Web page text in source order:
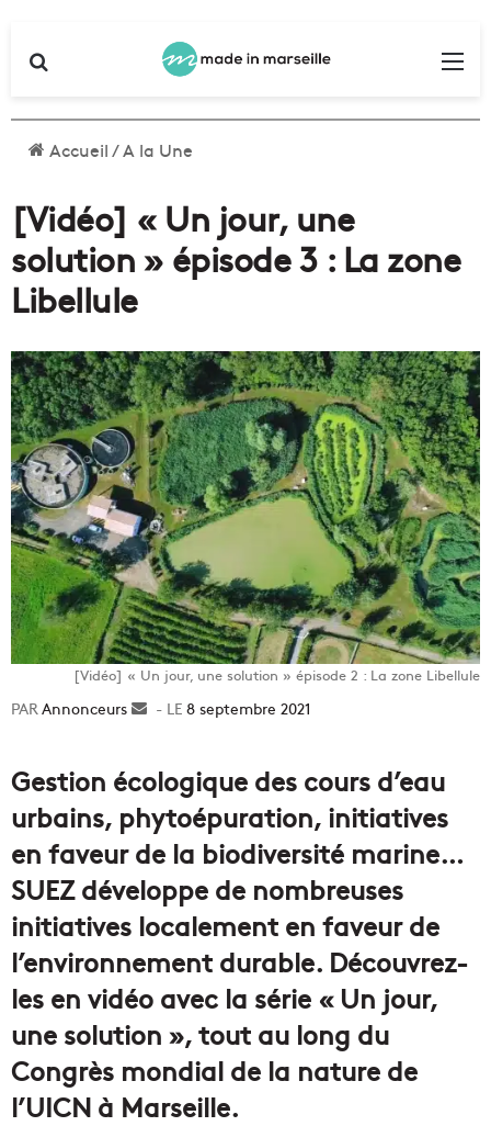
Accueil/A la Une
[Vidéo] « Un jour, une
solution » épisode 3 : La zone
Libellule
[Vidéo] « Un jour, une solution » épisode 2 : La zone Libellule
Annonceurs
Envoyer8 septembre 2021
Gestion écologique des cours d’eau
urbains, phytoépuration, initiatives
en faveur de la biodiversité marine…
SUEZ développe de nombreuses
initiatives localement en faveur de
l’environnement durable. Découvrez-
les en vidéo avec la série « Un jour,
une solution », tout au long du
Congrès mondial de la nature de
l’UICN à Marseille.